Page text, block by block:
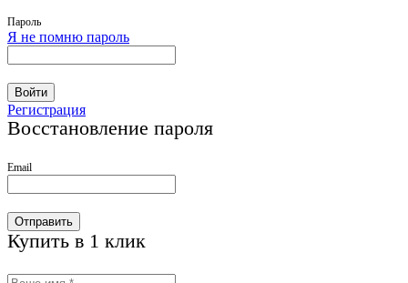
Пароль
Я не помню пароль
Войти
Регистрация
Восстановление пароля
Email
Отправить
Купить в 1 клик